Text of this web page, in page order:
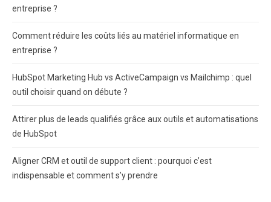
entreprise ?
Comment réduire les coûts liés au matériel informatique en
entreprise ?
HubSpot Marketing Hub vs ActiveCampaign vs Mailchimp : quel
outil choisir quand on débute ?
Attirer plus de leads qualifiés grâce aux outils et automatisations
de HubSpot
Aligner CRM et outil de support client : pourquoi c’est
indispensable et comment s’y prendre